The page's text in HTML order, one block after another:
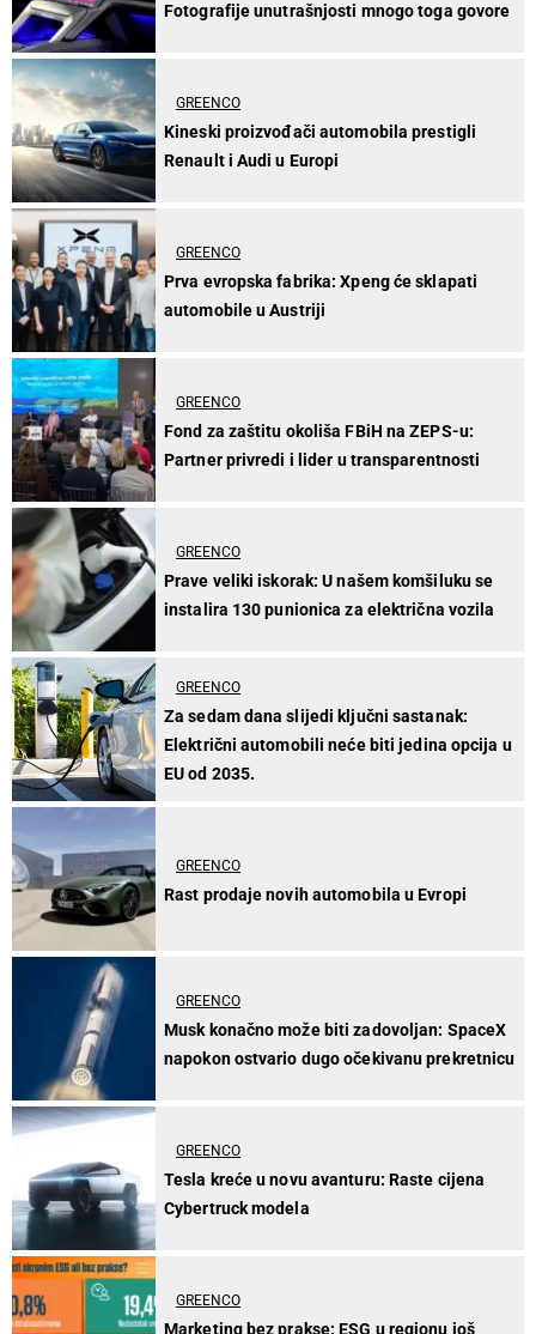
Fotografije unutrašnjosti mnogo toga govore
GREENCO
Kineski proizvođači automobila prestigli
Renault i Audi u Europi
GREENCO
Prva evropska fabrika: Xpeng će sklapati
automobile u Austriji
GREENCO
Fond za zaštitu okoliša FBiH na ZEPS-u:
Partner privredi i lider u transparentnosti
GREENCO
Prave veliki iskorak: U našem komšiluku se
instalira 130 punionica za električna vozila
GREENCO
Za sedam dana slijedi ključni sastanak:
Električni automobili neće biti jedina opcija u
EU od 2035.
GREENCO
Rast prodaje novih automobila u Evropi
GREENCO
Musk konačno može biti zadovoljan: SpaceX
napokon ostvario dugo očekivanu prekretnicu
GREENCO
Tesla kreće u novu avanturu: Raste cijena
Cybertruck modela
GREENCO
Marketing bez prakse: ESG u regionu još